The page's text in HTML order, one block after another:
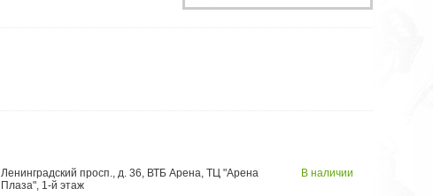
Ленинградский просп., д. 36, ВТБ Арена, ТЦ "Арена
Плаза", 1-й этаж
В наличии